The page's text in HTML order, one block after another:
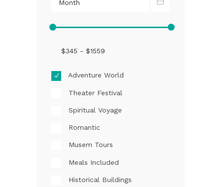
Adventure World
Theater Festival
Spiritual Voyage
Romantic
Musem Tours
Meals Included
Historical Buildings